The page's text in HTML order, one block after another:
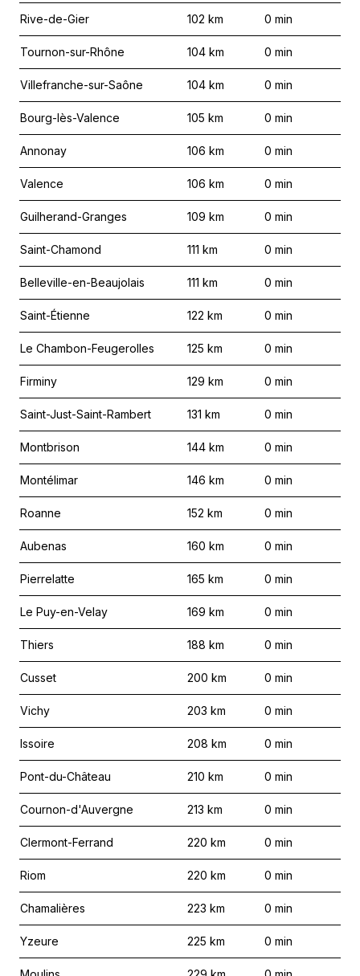
Rive-de-Gier 102 km 0 min
Tournon-sur-Rhône 104 km 0 min
Villefranche-sur-Saône 104 km 0 min
Bourg-lès-Valence 105 km 0 min
Annonay 106 km 0 min
Valence 106 km 0 min
Guilherand-Granges 109 km 0 min
Saint-Chamond 111 km 0 min
Belleville-en-Beaujolais 111 km 0 min
Saint-Étienne 122 km 0 min
Le Chambon-Feugerolles 125 km 0 min
Firminy 129 km 0 min
Saint-Just-Saint-Rambert 131 km 0 min
Montbrison 144 km 0 min
Montélimar 146 km 0 min
Roanne 152 km 0 min
Aubenas 160 km 0 min
Pierrelatte 165 km 0 min
Le Puy-en-Velay 169 km 0 min
Thiers 188 km 0 min
Cusset 200 km 0 min
Vichy 203 km 0 min
Issoire 208 km 0 min
Pont-du-Château 210 km 0 min
Cournon-d'Auvergne 213 km 0 min
Clermont-Ferrand 220 km 0 min
Riom 220 km 0 min
Chamalières 223 km 0 min
Yzeure 225 km 0 min